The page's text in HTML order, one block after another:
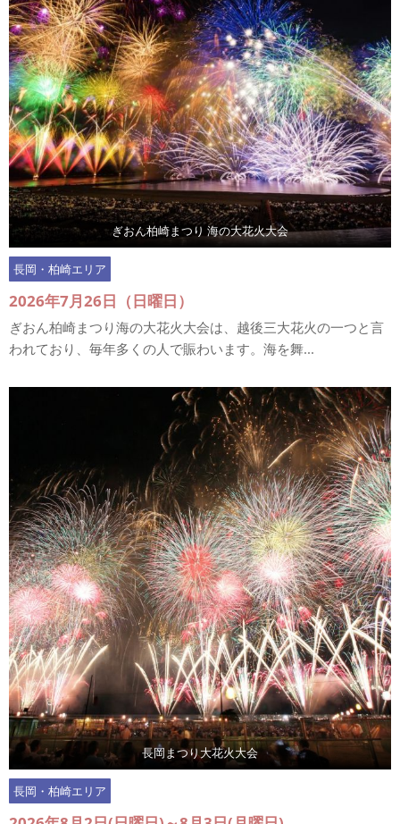
ぎおん柏崎まつり 海の大花火大会
長岡・柏崎エリア
2026年7月26日（日曜日）
ぎおん柏崎まつり海の大花火大会は、越後三大花火の一つと言
われており、毎年多くの人で賑わいます。海を舞...
長岡まつり大花火大会
長岡・柏崎エリア